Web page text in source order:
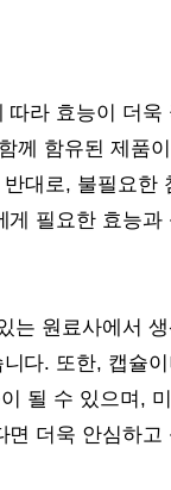
라 효능이 더
께 함유된 제품
대로, 불필요
필요한 효능
는 원료사에서
다. 또한, 캡슐
될 수 있으며,
더욱 안심하고